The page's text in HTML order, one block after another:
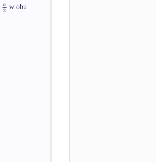
a
2 w obu